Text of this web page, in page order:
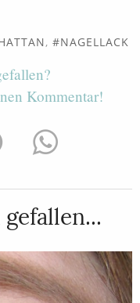
, NAGELLACK
Kommentar!